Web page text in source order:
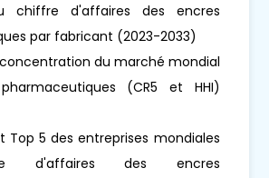
chiffre d'affaires des encres
par fabricant (2023-2033)
concentration du marché mondial
(CR5 et HHI)
Top 5 des entreprises mondiales
d'affaires des encres